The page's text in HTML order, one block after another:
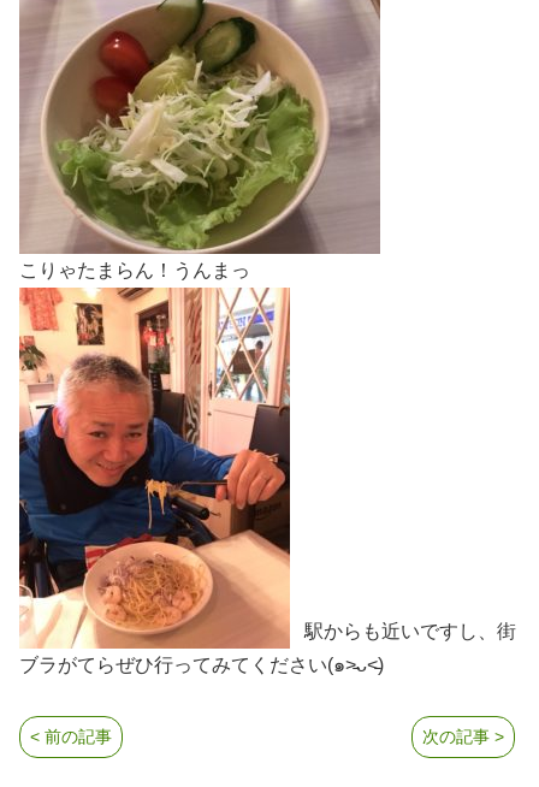
こりゃたまらん！うんまっ
駅からも近いですし、街
ブラがてらぜひ行ってみてください(๑˃̵ᴗ˂̵)
次の記事 >
< 前の記事